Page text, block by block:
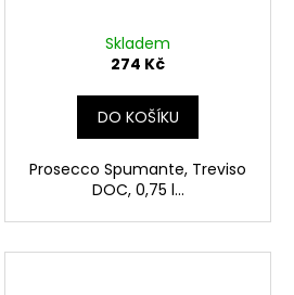
Skladem
274 Kč
DO KOŠÍKU
Prosecco Spumante, Treviso
DOC, 0,75 l...